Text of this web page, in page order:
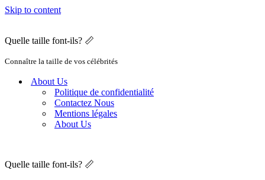
Skip to content
Quelle taille font-ils? 📏
Connaître la taille de vos célébrités
About Us
Politique de confidentialité
Contactez Nous
Mentions légales
About Us
Quelle taille font-ils? 📏